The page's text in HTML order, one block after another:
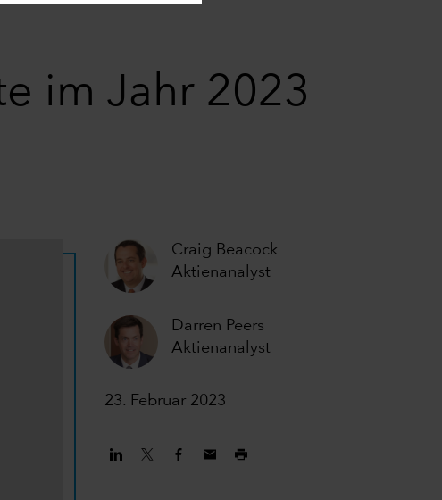
im Jahr 2023
Craig Beacock
Aktienanalyst
Darren Peers
Aktienanalyst
23. Februar 2023